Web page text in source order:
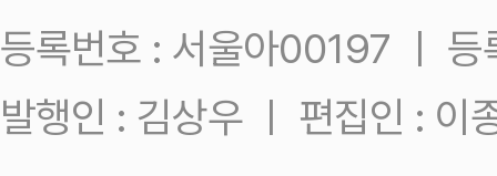
등록번호 : 서울아00197 ㅣ
발행인 : 김상우 ㅣ 편집인 : 이